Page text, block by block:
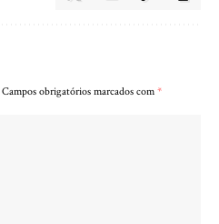
Campos obrigatórios marcados com *